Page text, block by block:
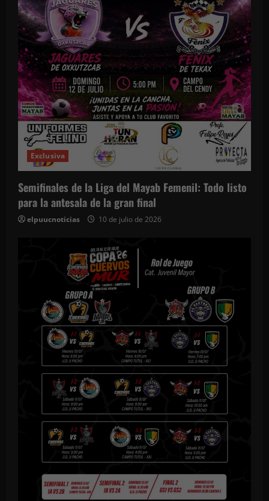
Exclusiva
Semifinales de la Liga del Mayab Femenil: Todo listo
para la antesala de la gran final
elpuucnoticias 10 de julio de 2026